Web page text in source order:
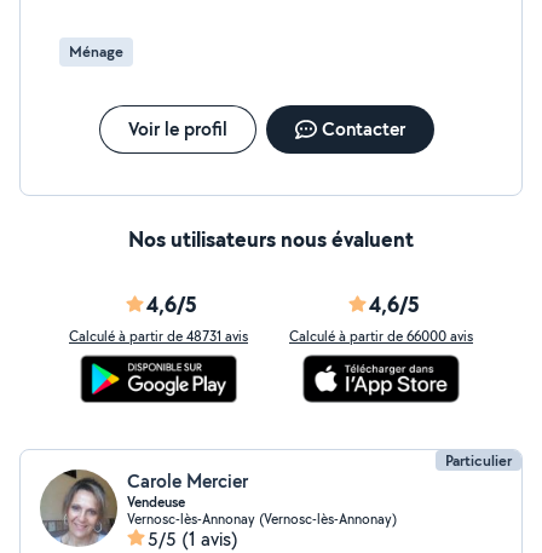
Ménage
Voir le profil Contacter
Nos utilisateurs nous évaluent
4,6/5
Calculé à partir de 48731 avis
4,6/5
Calculé à partir de 66000 avis
Particulier
Carole Mercier
Vendeuse
Vernosc-lès-Annonay (Vernosc-lès-Annonay)
5/5 (1 avis)